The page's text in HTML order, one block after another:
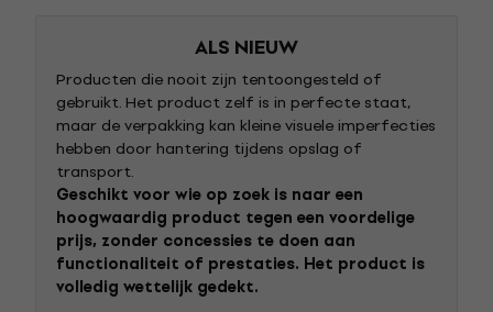
ALS NIEUW
Producten die nooit zijn tentoongesteld of
gebruikt. Het product zelf is in perfecte staat,
maar de verpakking kan kleine visuele imperfecties
hebben door hantering tijdens opslag of
transport.
Geschikt voor wie op zoek is naar een
hoogwaardig product tegen een voordelige
prijs, zonder concessies te doen aan
functionaliteit of prestaties. Het product is
volledig wettelijk gedekt.